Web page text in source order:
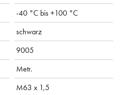
-40 °C bis +100 °C
schwarz
9005
Metr.
M63 x 1,5